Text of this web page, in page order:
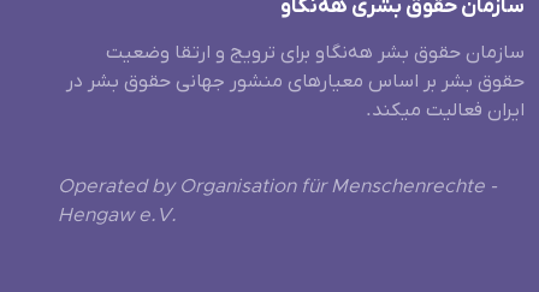
سازمان حقوق بشری هەنگاو
سازمان حقوق بشر هه‌نگاو برای ترویج و ارتقا وضعیت
حقوق بشر بر اساس معیارهای منشور جهانی حقوق بشر در
ایران فعالیت میکند.
Operated by Organisation für Menschenrechte -
Hengaw e.V.